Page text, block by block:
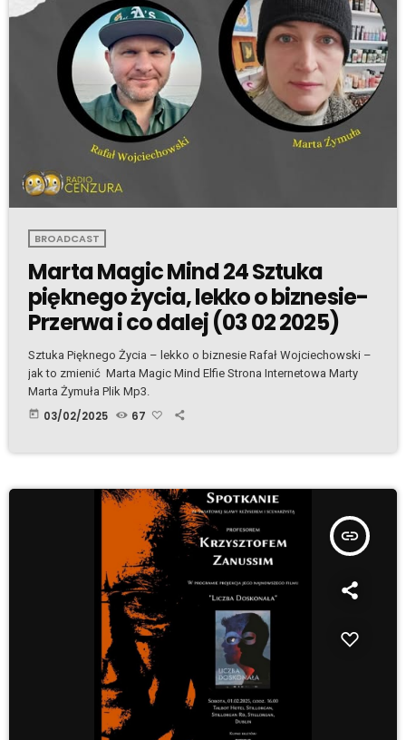
BROADCAST
Marta Magic Mind 24 Sztuka
pięknego życia, lekko o biznesie-
Przerwa i co dalej (03 02 2025)
Sztuka Pięknego Życia – lekko o biznesie Rafał Wojciechowski –
jak to zmienić Marta Magic Mind Elfie Strona Internetowa Marty
Marta Żymuła Plik Mp3.
today 03/02/2025 67
insert_link